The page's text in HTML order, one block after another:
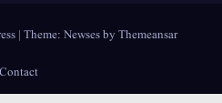
|Theme:NewsesbyThemeansar
Contact